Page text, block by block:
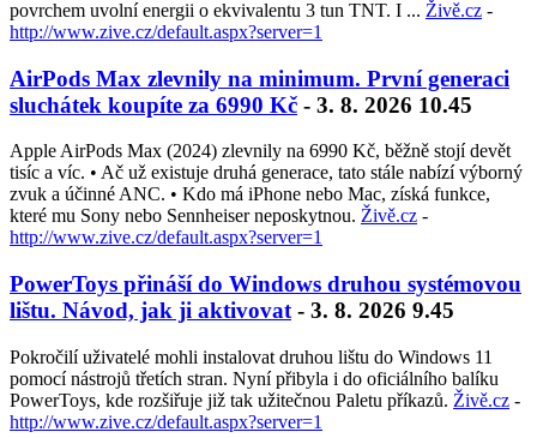
povrchem uvolní energii o ekvivalentu 3 tun TNT. I ... Živě.cz -
http://www.zive.cz/default.aspx?server=1
AirPods Max zlevnily na minimum. První generaci
sluchátek koupíte za 6990 Kč - 3. 8. 2026 10.45
Apple AirPods Max (2024) zlevnily na 6990 Kč, běžně stojí devět
tisíc a víc. • Ač už existuje druhá generace, tato stále nabízí výborný
zvuk a účinné ANC. • Kdo má iPhone nebo Mac, získá funkce,
které mu Sony nebo Sennheiser neposkytnou. Živě.cz -
http://www.zive.cz/default.aspx?server=1
PowerToys přináší do Windows druhou systémovou
lištu. Návod, jak ji aktivovat - 3. 8. 2026 9.45
Pokročilí uživatelé mohli instalovat druhou lištu do Windows 11
pomocí nástrojů třetích stran. Nyní přibyla i do oficiálního balíku
PowerToys, kde rozšiřuje již tak užitečnou Paletu příkazů. Živě.cz -
http://www.zive.cz/default.aspx?server=1